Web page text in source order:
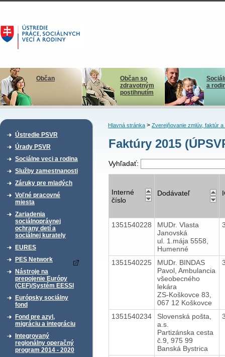
Občan
Občan so
zdravotným
postihnutím
a
Ústredie PSVR
Úrady PSVR
Sociálne veci a rodina
Služby zamestnanosti
Záruky pre mladých
Voľné pracovné
miesta
Zariadenia
sociálnoprávnej
ochrany detí a
sociálnej kurately
EURES
PES Network
Nástroje na
prepojenie Európy
(CEF)/Systém EESSI
Európsky sociálny
fond
Fond pre azyl,
migráciu a integráciu
Integrovaný
regionálny operačný
program 2014 - 2020
Hlavná stránka> Zverejňovanie zmlúv, faktúr a
Faktúry 2015
Vyhľadať:
Interné
číslo
Dodávateľ
1351540228
MUDr. Vlasta
Janovská
ul. 1.mája 5558,
Humenné
1351540225
MUDr. BINDAS
Pavol, Ambulancia
všeobecného
lekára
ZS-Koškovce 83,
067 12 Koškovce
1351540234
Slovenská pošta,
a.s.
Partizánska cesta
č.9, 975 99
Banská Bystrica